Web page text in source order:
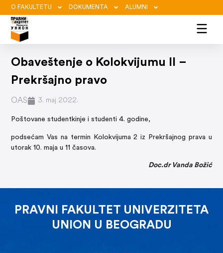
O FAKULTETU DOKUMENTA ALUMNI
Obaveštenje o Kolokvijumu II –
Prekršajno pravo
OAS 3. maj 2022.
Poštovane studentkinje i studenti 4. godine,
podsećam Vas na termin Kolokvijuma 2 iz Prekršajnog prava u
utorak 10. maja u 11 časova.
Doc.dr Vanda Božić
PRAVNI FAKULTET UNIVERZITETA
UNION U BEOGRADU